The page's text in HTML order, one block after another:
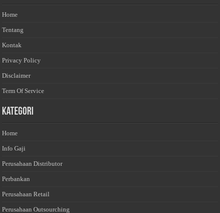
Home
Tentang
Kontak
Privacy Policy
Disclaimer
Term Of Service
Kategori
Home
Info Gaji
Perusahaan Distributor
Perbankan
Perusahaan Retail
Perusahaan Outsourching